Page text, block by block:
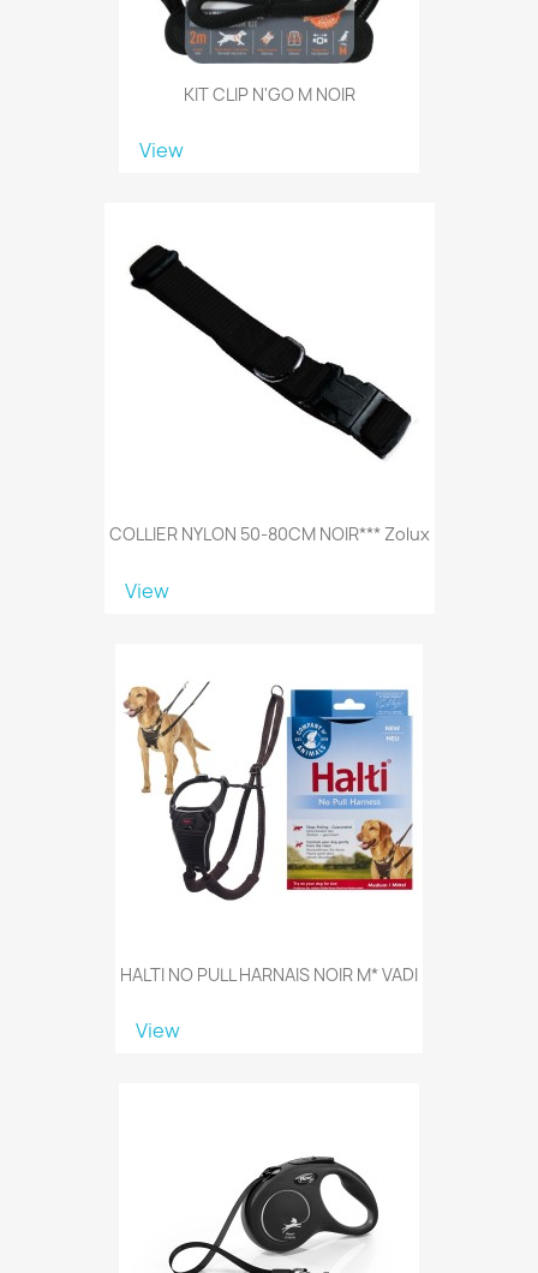
KIT CLIP N'GO M NOIR
View
COLLIER NYLON 50-80CM NOIR*** Zolux
View
HALTI NO PULL HARNAIS NOIR M* VADI
View